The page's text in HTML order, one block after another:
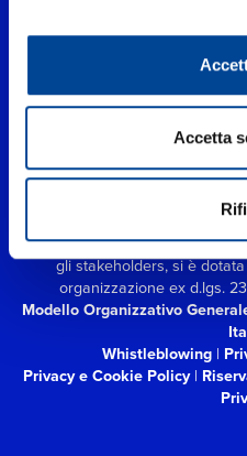
Accetta
UNIVERSAL MUSIC ITALIA
Nervesa, 21
966135 in data 29/06/1977
Universal Music Italia, nel
corporate compliance ed al
gli stakeholders,si è
organizzazione ex d.lgs.
Modello Organizzativo
Whistleblowing |
Privacy e Cookie Policy|